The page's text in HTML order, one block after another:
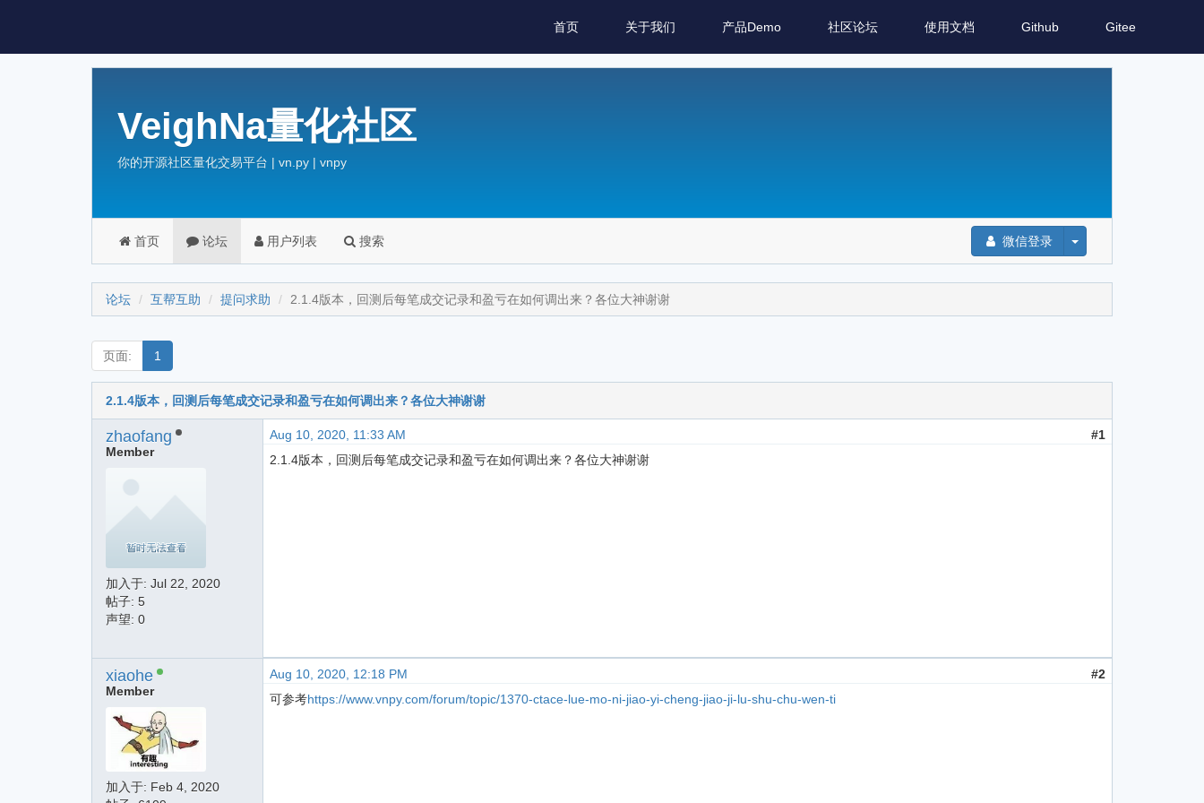
首页 关于我们 产品Demo 社区论坛 使用文档 Github Gitee
VeighNa量化社区
你的开源社区量化交易平台 | vn.py | vnpy
首页 论坛 用户列表 搜索 微信登录
论坛 互帮互助 提问求助 2.1.4版本，回测后每笔成交记录和盈亏在如何调出来？各位大神谢谢
页面: 1
2.1.4版本，回测后每笔成交记录和盈亏在如何调出来？各位大神谢谢
zhaofang
Member
加入于: Jul 22, 2020
帖子: 5
声望: 0
Aug 10, 2020, 11:33 AM
#1
2.1.4版本，回测后每笔成交记录和盈亏在如何调出来？各位大神谢谢
xiaohe
Member
加入于: Feb 4, 2020
Aug 10, 2020, 12:18 PM
#2
可参考https://www.vnpy.com/forum/topic/1370-ctace-lue-mo-ni-jiao-yi-cheng-jiao-ji-lu-shu-chu-wen-ti